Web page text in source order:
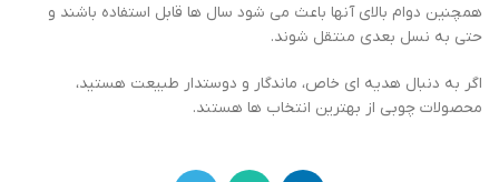
همچنین دوام بالای آنها باعث می شود سال ها قابل استفاده باشند و
حتی به نسل بعدی منتقل شوند.
اگر به دنبال هدیه ای خاص، ماندگار و دوستدار طبیعت هستید،
محصولات چوبی از بهترین انتخاب ها هستند.